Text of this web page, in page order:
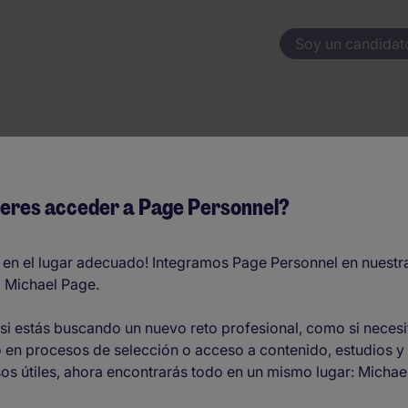
Soy un
Operaciones
EUR45.000 por año
equipos
publicidad
acceder a Page Personnel?
en el lugar adecuado! Integramos Page Personnel en
Michael Page.
estás buscando un nuevo reto profesional, como si
en procesos de selección o acceso a contenido, estudios y
útiles, ahora encontrarás todo en un mismo lugar: